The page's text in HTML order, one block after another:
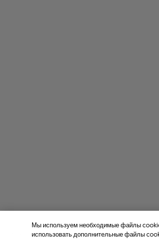
Мы используем необходимые файлы
использовать дополнительные файлы